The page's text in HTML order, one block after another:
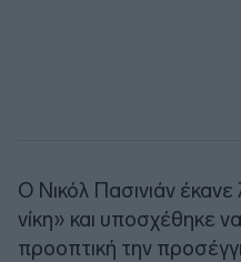
Ο Νικόλ Πασινιάν έκανε
νίκη» και υποσχέθηκε
προοπτική την